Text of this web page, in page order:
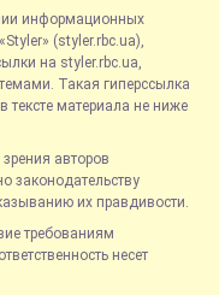
информационных
(styler.rbc.ua),
на styler.rbc.ua,
Такая гиперссылка
тексте материала не ниже
авторов
законодательству
их правдивости.
требованиям
несет